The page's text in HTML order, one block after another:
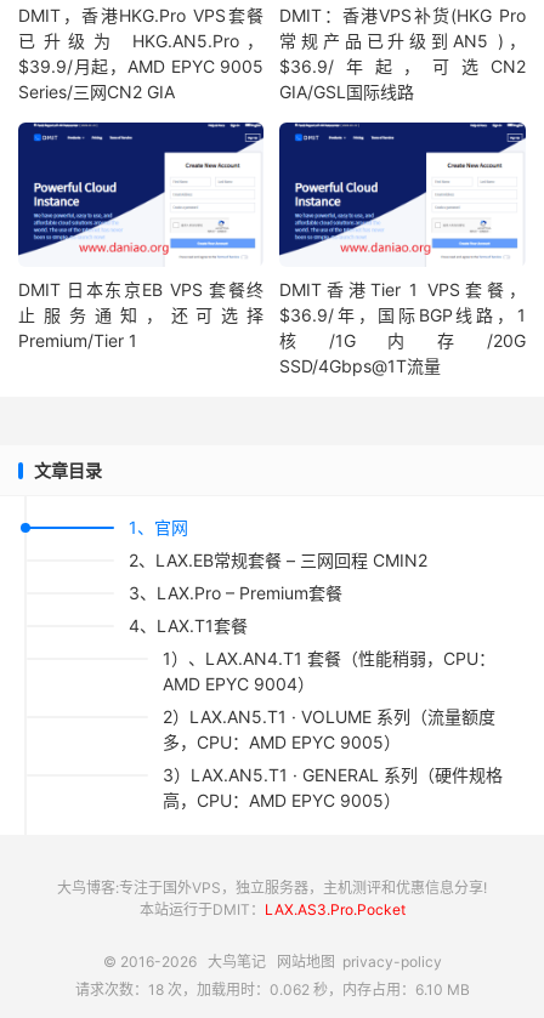
DMIT，香港HKG.Pro VPS套餐
已升级为 HKG.AN5.Pro，
$39.9/月起，AMD EPYC 9005
Series/三网CN2 GIA
DMIT：香港VPS补货(HKG Pro
常规产品已升级到AN5 )，
$36.9/年起，可选CN2
GIA/GSL国际线路
DMIT 日本东京EB VPS 套餐终
止服务通知，还可选择
Premium/Tier 1
DMIT香港Tier 1 VPS套餐，
$36.9/年，国际BGP线路，1
核/1G内存/20G
SSD/4Gbps@1T流量
文章目录
1、官网
2、LAX.EB常规套餐 – 三网回程 CMIN2
3、LAX.Pro – Premium套餐
4、LAX.T1套餐
1）、LAX.AN4.T1 套餐（性能稍弱，CPU：
AMD EPYC 9004）
2）LAX.AN5.T1 · VOLUME 系列（流量额度
多，CPU：AMD EPYC 9005）
3）LAX.AN5.T1 · GENERAL 系列（硬件规格
高，CPU：AMD EPYC 9005）
大鸟博客:专注于国外VPS，独立服务器，主机测评和优惠信息分享!
本站运行于DMIT： LAX.AS3.Pro.Pocket
© 2016-2026 大鸟笔记 网站地图 privacy-policy
请求次数：18 次，加载用时：0.062 秒，内存占用：6.10 MB